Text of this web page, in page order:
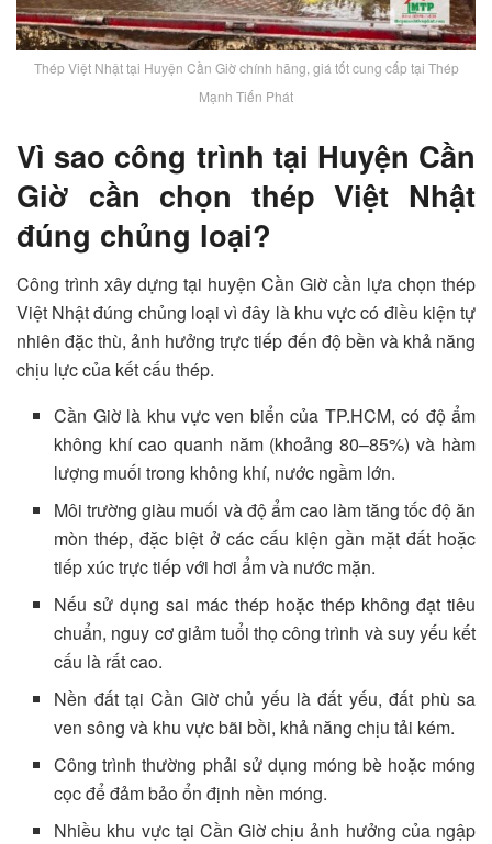
Thép Việt Nhật tại Huyện Cần Giờ chính hãng, giá tốt cung cấp tại Thép
Mạnh Tiến Phát
Vì sao công trình tại Huyện Cần
Giờ cần chọn thép Việt Nhật
đúng chủng loại?
Công trình xây dựng tại huyện Cần Giờ cần lựa chọn thép
Việt Nhật đúng chủng loại vì đây là khu vực có điều kiện tự
nhiên đặc thù, ảnh hưởng trực tiếp đến độ bền và khả năng
chịu lực của kết cấu thép.
Cần Giờ là khu vực ven biển của TP.HCM, có độ ẩm
không khí cao quanh năm (khoảng 80–85%) và hàm
lượng muối trong không khí, nước ngầm lớn.
Môi trường giàu muối và độ ẩm cao làm tăng tốc độ ăn
mòn thép, đặc biệt ở các cấu kiện gần mặt đất hoặc
tiếp xúc trực tiếp với hơi ẩm và nước mặn.
Nếu sử dụng sai mác thép hoặc thép không đạt tiêu
chuẩn, nguy cơ giảm tuổi thọ công trình và suy yếu kết
cấu là rất cao.
Nền đất tại Cần Giờ chủ yếu là đất yếu, đất phù sa
ven sông và khu vực bãi bồi, khả năng chịu tải kém.
Công trình thường phải sử dụng móng bè hoặc móng
cọc để đảm bảo ổn định nền móng.
Nhiều khu vực tại Cần Giờ chịu ảnh hưởng của ngập